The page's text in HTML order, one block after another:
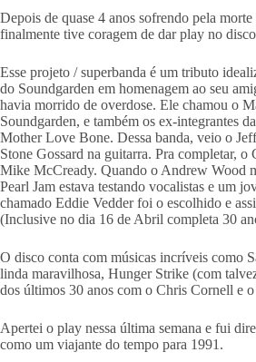
Depois de quase 4 anos sofrendo pela
finalmente tive coragem de dar play no
Esse projeto / superbanda é um tributo
do Soundgarden em homenagem ao seu
havia morrido de overdose. Ele chamou o
Soundgarden, e também os ex-integrantes
Mother Love Bone. Dessa banda, veio o
Stone Gossard na guitarra. Pra completar,
Mike McCready. Quando o Andrew Wood
Pearl Jam estava testando vocalistas e um
chamado Eddie Vedder foi o escolhido e
(Inclusive no dia 16 de Abril completa 30
O disco conta com músicas incríveis como
linda maravilhosa, Hunger Strike (com
dos últimos 30 anos com o Chris Cornell e
Apertei o play nessa última semana e fui
como um viajante do tempo para 1991.